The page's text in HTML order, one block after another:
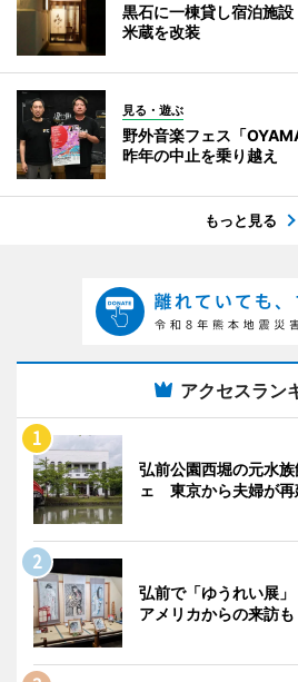
黒石に一棟貸し宿泊施
米蔵を改装
見る・遊ぶ
野外音楽フェス「
昨年の中止を乗り越え
もっと見る
アクセスラン
弘前公園西堀の元水
ェ 東京から夫婦が再
弘前で「ゆうれい展
アメリカからの来訪も